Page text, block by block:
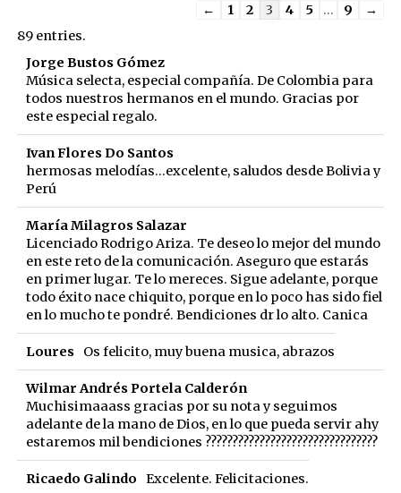
Guestbook
← 1 2 3 4 5 ... 9
→
89 entries.
Jorge Bustos Gómez
Música selecta, especial compañía. De Colombia para
todos nuestros hermanos en el mundo. Gracias por
este especial regalo.
Ivan Flores Do Santos
hermosas melodías...excelente, saludos desde Bolivia y
Perú
María Milagros Salazar
Licenciado Rodrigo Ariza. Te deseo lo mejor del mundo
en este reto de la comunicación. Aseguro que estarás
en primer lugar. Te lo mereces. Sigue adelante, porque
todo éxito nace chiquito, porque en lo poco has sido fiel
en lo mucho te pondré. Bendiciones dr lo alto. Canica
Loures Os felicito, muy buena musica, abrazos
Wilmar Andrés Portela Calderón
Muchisimaaass gracias por su nota y seguimos
adelante de la mano de Dios, en lo que pueda servir ahy
estaremos mil bendiciones ????????????????????????????????️
Ricaedo Galindo Excelente. Felicitaciones.